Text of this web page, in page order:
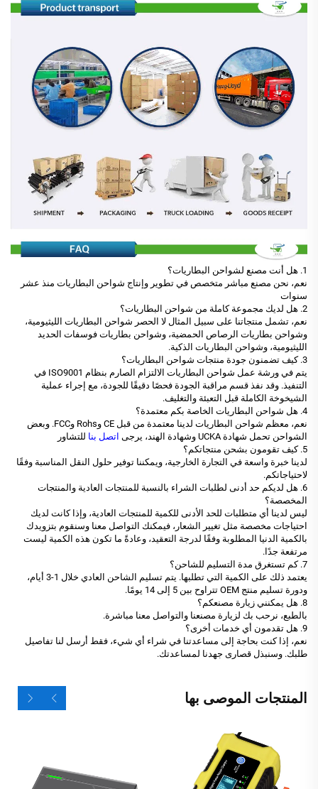
1. هل أنت مصنع لشواحن البطاريات؟
نعم، نحن مصنع مباشر متخصص في تطوير وإنتاج شواحن البطاريات منذ عشر
سنوات
2. هل لديك مجموعة كاملة من شواحن البطاريات؟
نعم، تشمل منتجاتنا على سبيل المثال لا الحصر شواحن البطاريات الليثيومية،
وشواحن بطاريات الرصاص الحمضية، وشواحن بطاريات فوسفات الحديد
الليثيومية، وشواحن البطاريات الذكية.
3. كيف تضمنون جودة منتجات شواحن البطاريات؟
يتم في ورشة عمل شواحن البطاريات الالتزام الصارم بنظام ISO9001 في
التنفيذ. وقد نفذ قسم مراقبة الجودة فحصًا دقيقًا للجودة، مع إجراء عملية
الشيخوخة الكاملة قبل التعبئة والتغليف.
4. هل شواحن البطاريات الخاصة بكم معتمدة؟
نعم، معظم شواحن البطاريات لدينا معتمدة من قبل CE وRohs وFCC. وبعض
الشواحن تحمل شهادة UCKA وشهادة الهند، يرجى
اتصل بنا للتشاور
5. كيف تقومون بشحن منتجاتكم؟
لدينا خبرة واسعة في التجارة الخارجية، ويمكننا توفير حلول النقل المناسبة وفقًا
لاحتياجاتكم.
6. هل لديكم حد أدنى لطلبات الشراء بالنسبة للمنتجات العادية والمنتجات
المخصصة؟
ليس لدينا أي متطلبات للحد الأدنى للكمية للمنتجات العادية، وإذا كانت لديك
احتياجات مخصصة مثل تغيير الشعار، فيمكنك التواصل معنا وسنقوم بتزويدك
بالكمية الدنيا المطلوبة وفقًا لدرجة التعقيد، وعادةً ما تكون هذه الكمية ليست
مرتفعة جدًا.
7. كم تستغرق مدة التسليم للشاحن؟
يعتمد ذلك على الكمية التي تطلبها. يتم تسليم الشاحن العادي خلال 1-3 أيام،
ودورة تسليم منتج OEM تتراوح بين 5 إلى 14 يومًا.
8. هل يمكنني زيارة مصنعكم؟
بالطبع، نرحب بك لزيارة مصنعنا والتواصل معنا مباشرة.
9. هل تقدمون أي خدمات أخرى؟
نعم، إذا كنت بحاجة إلى مساعدتنا في شراء أي شيء، فقط أرسل لنا تفاصيل
طلبك. وسنبذل قصارى جهدنا لمساعدتك.
المنتجات الموصى بها